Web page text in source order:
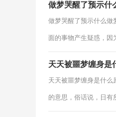
做梦哭醒了预示什
做梦哭醒了预示什么做
面的事物产生疑惑，因
天天被噩梦缠身是
天天被噩梦缠身是什么
的意思，俗话说，日有